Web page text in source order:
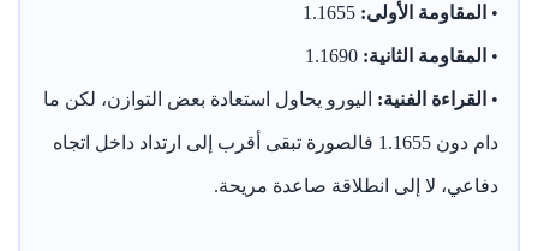
• المقاومة الأولى:
• المقاومة الثانية:
• القراءة الفنية: اليورو يحاول استعادة بعض التوازن، لكن ما
دام دون 1.1655 فالصورة تبقى أقرب إلى ارتداد داخل اتجاه
دفاعي، لا إلى انطلاقة صاعدة مريحة.